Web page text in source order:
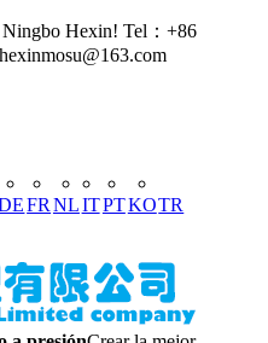
Ningbo Hexin! Tel：+86
FR NLITPTKOTR